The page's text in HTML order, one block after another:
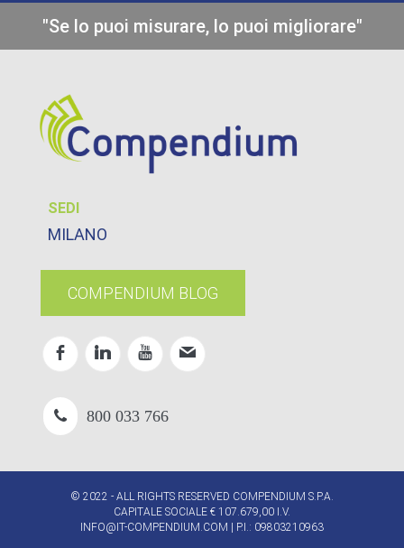
"Se lo puoi misurare, lo puoi migliorare"
SEDI
MILANO
COMPENDIUM BLOG
800 033 766
© 2022 - ALL RIGHTS RESERVED COMPENDIUM S.P.A.
CAPITALE SOCIALE € 107.679,00 I.V.
INFO@IT-COMPENDIUM.COM | P.I.: 09803210963